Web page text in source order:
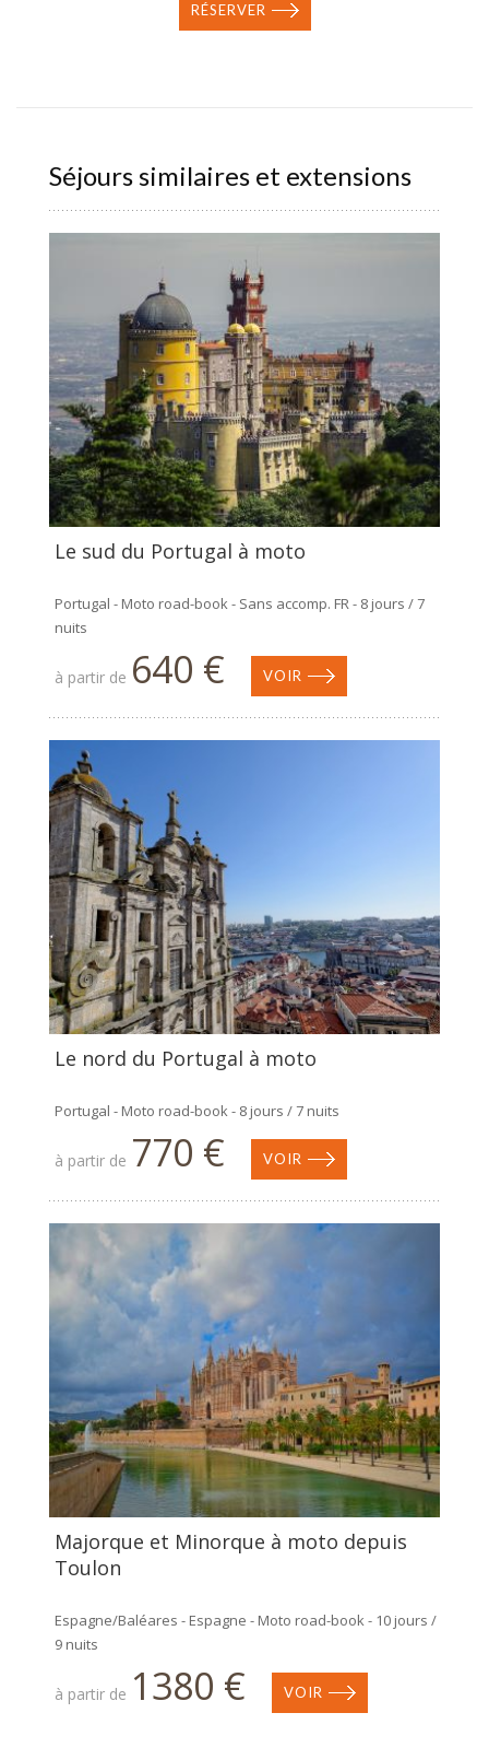
RÉSERVER
Séjours similaires et extensions
Le sud du Portugal à moto
Portugal - Moto road-book - Sans accomp. FR - 8 jours / 7
nuits
à partir de 640 € VOIR
Le nord du Portugal à moto
Portugal - Moto road-book - 8 jours / 7 nuits
à partir de 770 € VOIR
Majorque et Minorque à moto depuis
Toulon
Espagne/Baléares - Espagne - Moto road-book - 10 jours /
9 nuits
à partir de 1380 € VOIR